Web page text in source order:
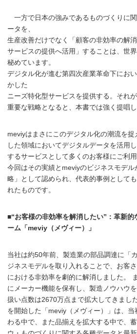
一方で日本の強みであるものづくりに
ータを、
生産改善だけでなく「顧客の非効率の解
サービスの提供へ活用」することは、世
秘めています。
デジタル化が進む第四次産業革命下にお
かした
ニーズ特化型サービスを提供する。それ
重要な戦略となると、本書では強く提唱し
meviyはまさにこのデジタル化の潮流を
した領域においてデジタルデータを活用
するサービスとして多くのお客様にご利
今回はその実績とmeviyのビジネスモデ
略」として認められ、代表的事例として
れたものです。
■“お客様の非効率を解消したい”：革新的
ーム「meviy（メヴィー）」
当社は約50年前、製造業の部品調達に「
ジネスモデルを取り入れることで、お客
における非効率を劇的に解消しました。
にメーカー機能を保有し、製造ノウハウ
扱い点数は2670万点まで拡大してきまし
を開始した「meviy（メヴィー）」は、
わる中で、また品揃えを拡大する中で、